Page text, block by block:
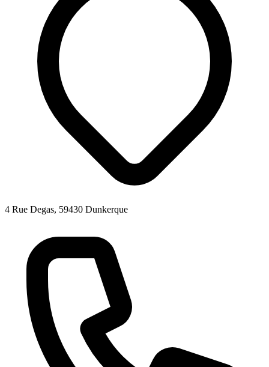
4 Rue Degas, 59430 Dunkerque